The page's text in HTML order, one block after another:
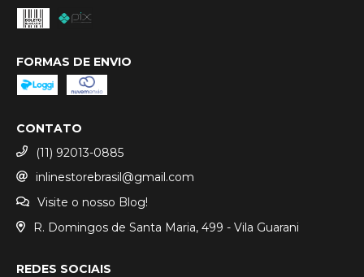
FORMAS DE ENVIO
CONTATO
(11) 92013-0885
inlinestorebrasil@gmail.com
Visite o nosso Blog!
R. Domingos de Santa Maria, 499 - Vila Guarani
REDES SOCIAIS